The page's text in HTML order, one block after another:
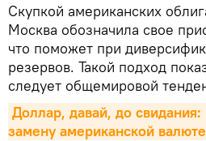
Скупкой американских
Москва обозначила свое
что поможет при
резервов. Такой подход
следует общемировой
Доллар, давай, до
замену американской валюте